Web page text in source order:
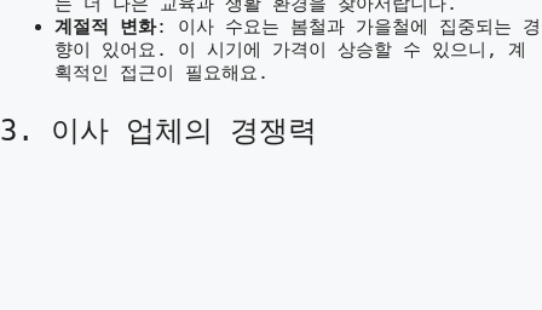
계절적 변화: 이사 수요는 봄철과 가을철에 집중되는 경
향이 있어요. 이 시기에 가격이 상승할 수 있으니, 계
획적인 접근이 필요해요.
3. 이사 업체의 경쟁력